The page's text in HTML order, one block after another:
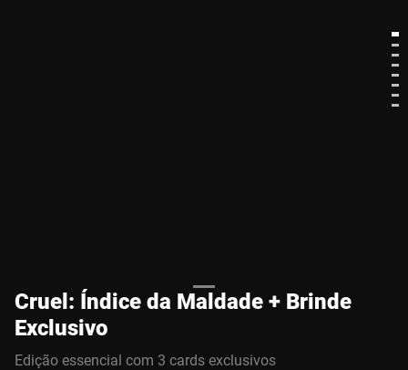
Cruel: Índice da Maldade + Brinde
Exclusivo
Edição essencial com 3 cards exclusivos